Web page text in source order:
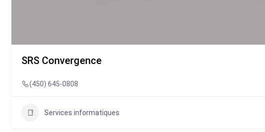
SRS Convergence
(450) 645-0808
Services informatiques